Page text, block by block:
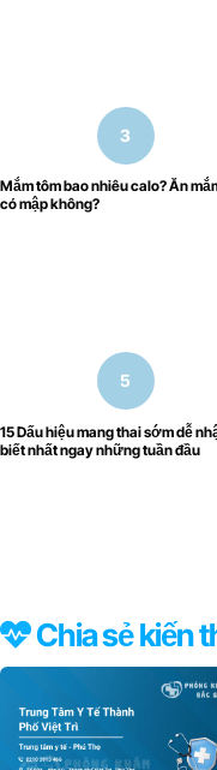
Mắm tôm bao nhiêu calo? Ăn
có mập không?
15 Dấu hiệu mang thai sớm dễ
biết nhất ngay những tuần đầu
Chia sẻ kiến